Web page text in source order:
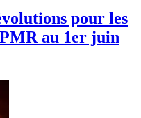
pour les
au 1er juin